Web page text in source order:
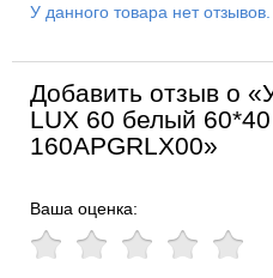
У данного товара нет
Добавить отзыв о
LUX 60 белый
160APGRLX00»
Ваша оценка: